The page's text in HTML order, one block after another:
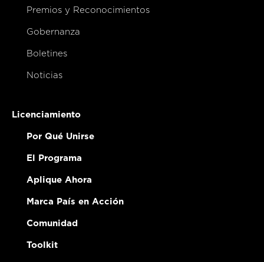
Premios y Reconocimientos
Gobernanza
Boletines
Noticias
Licenciamiento
Por Qué Unirse
El Programa
Aplique Ahora
Marca País en Acción
Comunidad
Toolkit